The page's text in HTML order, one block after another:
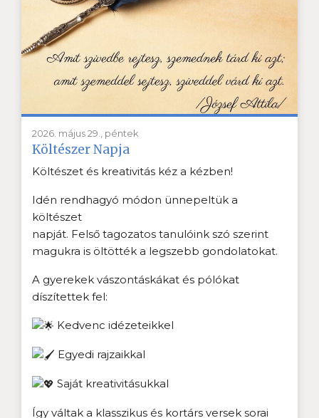
2026. május 29., péntek
Költészer Napja
Költészet és kreativitás kéz a kézben!
Idén rendhagyó módon ünnepeltük a
költészet
napját. Felső tagozatos tanulóink szó szerint
magukra is öltötték a legszebb gondolatokat.
A gyerekek vászontáskákat és pólókat
díszítettek fel:
Kedvenc idézeteikkel
Egyedi rajzaikkal
Saját kreativitásukkal
Így váltak a klasszikus és kortárs versek sorai